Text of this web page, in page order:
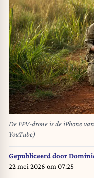
De FPV-drone is de iPhone
YouTube)
Gepubliceerd door
22 mei 2026 om 07:25